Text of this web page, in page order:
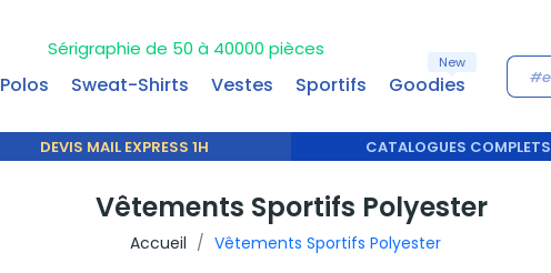
Sérigraphie de 50 à 40000 pièces
Polos Sweat-Shirts Vestes Sportifs Goodies
New
DEVIS MAIL EXPRESS 1H CATALOGUES COMPLETS
Vêtements Sportifs Polyester
Accueil Vêtements Sportifs Polyester